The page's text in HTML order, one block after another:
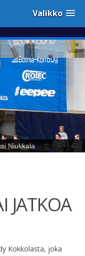
Valikko
Niukkala
JATKOA
Kokkolasta, joka